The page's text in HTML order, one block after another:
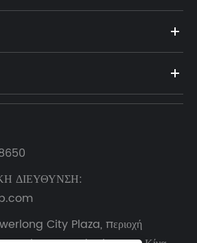
ΔΙΕΥΘΥΝΣΗ:
City Plaza, περιοχή